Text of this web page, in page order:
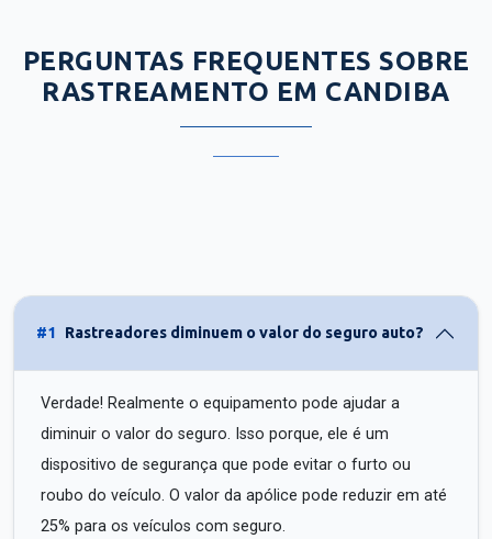
PERGUNTAS FREQUENTES SOBRE
RASTREAMENTO EM CANDIBA
#1 Rastreadores diminuem o valor do seguro auto?
Verdade! Realmente o equipamento pode ajudar a
diminuir o valor do seguro. Isso porque, ele é um
dispositivo de segurança que pode evitar o furto ou
roubo do veículo. O valor da apólice pode reduzir em até
25% para os veículos com seguro.